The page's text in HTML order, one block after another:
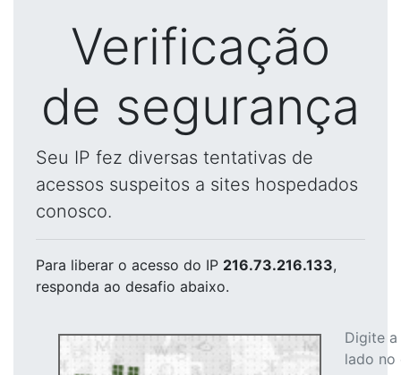
Verificação
de segurança
Seu IP fez diversas tentativas de
acessos suspeitos a sites hospedados
conosco.
Para liberar o acesso do IP 216.73.216.133,
responda ao desafio abaixo.
Digite
lado no